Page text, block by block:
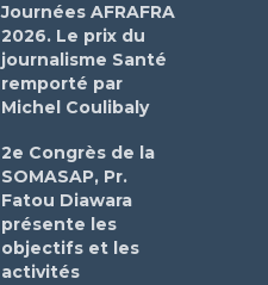
Journées AFRAFRA
2026. Le prix du
journalisme Santé
remporté par
Michel Coulibaly
2e Congrès de la
SOMASAP, Pr.
Fatou Diawara
présente les
objectifs et les
activités